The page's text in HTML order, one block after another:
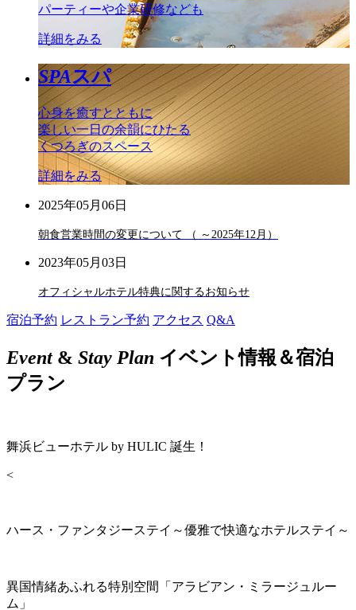
パーティーや企業研修なども
詳細をみる
SPAスパ
心身を癒すとともに
楽しい一日の余韻にひたる
くつろぎのスペース
詳細をみる
2025年05月06日
朝食営業時間の変更について （ ～2025年12月）
2023年05月03日
オフィシャルホテル特典に関するお知らせ
宿泊予約 レストラン予約 アクセス Q&A
Event& Stay Plan イベント情報＆宿泊
プラン
舞浜ビューホテル by HULIC 誕生！
<
ハース・ファンタジーステイ～優雅で快適なホテルステイ～
異国情緒あふれる特別空間「アラビアン・ミラージュルー
ム」